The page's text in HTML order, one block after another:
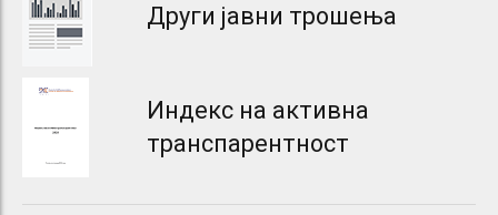
Други јавни трошења
Индекс на активна
транспарентност